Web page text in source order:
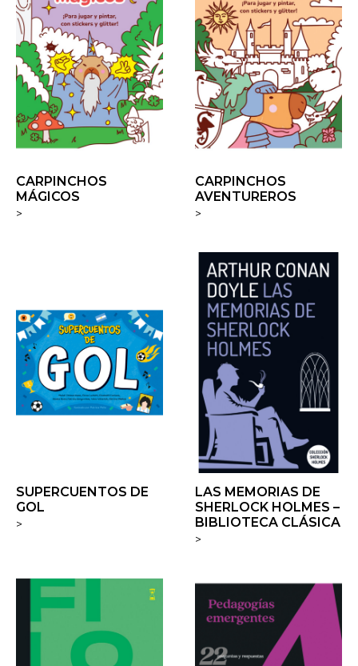
CARPINCHOS
MÁGICOS
>
CARPINCHOS
AVENTUREROS
>
SUPERCUENTOS DE
GOL
>
LAS MEMORIAS DE
SHERLOCK HOLMES –
BIBLIOTECA CLÁSICA
>